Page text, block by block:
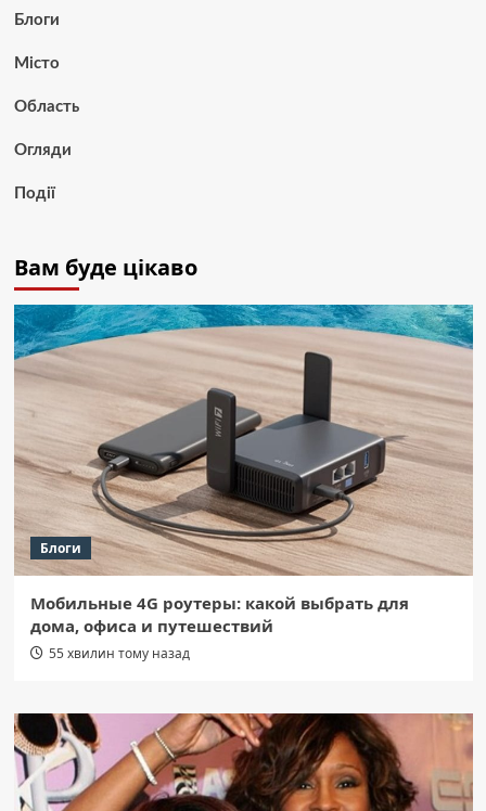
Блоги
Місто
Область
Огляди
Події
Вам буде цікаво
Блоги
Мобильные 4G роутеры: какой выбрать для
дома, офиса и путешествий
55 хвилин тому назад